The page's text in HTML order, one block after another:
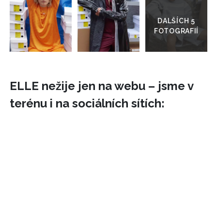
galerie
ELLE nežije jen na webu – jsme v
terénu i na sociálních sítích: